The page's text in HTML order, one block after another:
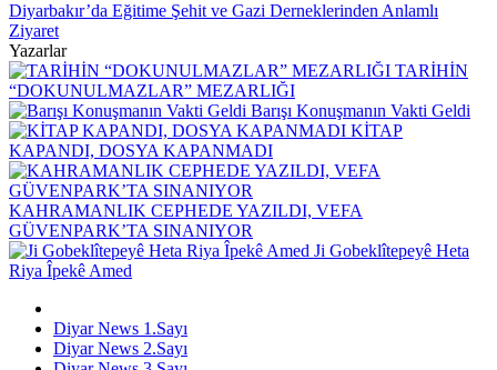
Diyarbakır’da Eğitime Şehit ve Gazi Derneklerinden Anlamlı
Ziyaret
Yazarlar
TARİHİN
“DOKUNULMAZLAR” MEZARLIĞI
Barışı Konuşmanın Vakti Geldi
KİTAP
KAPANDI, DOSYA KAPANMADI
KAHRAMANLIK CEPHEDE YAZILDI, VEFA
GÜVENPARK’TA SINANIYOR
Ji Gobeklîtepeyê Heta
Riya Îpekê Amed
Diyar News 1.Sayı
Diyar News 2.Sayı